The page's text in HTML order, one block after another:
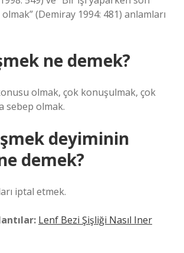
(Demiray 1994: 481) anlamları
ne demek?
olmak, çok konuşulmak, çok
sebep olmak.
deyiminin
demek?
iptal etmek.
Lenf Bezi Şişliği Nasıl Iner